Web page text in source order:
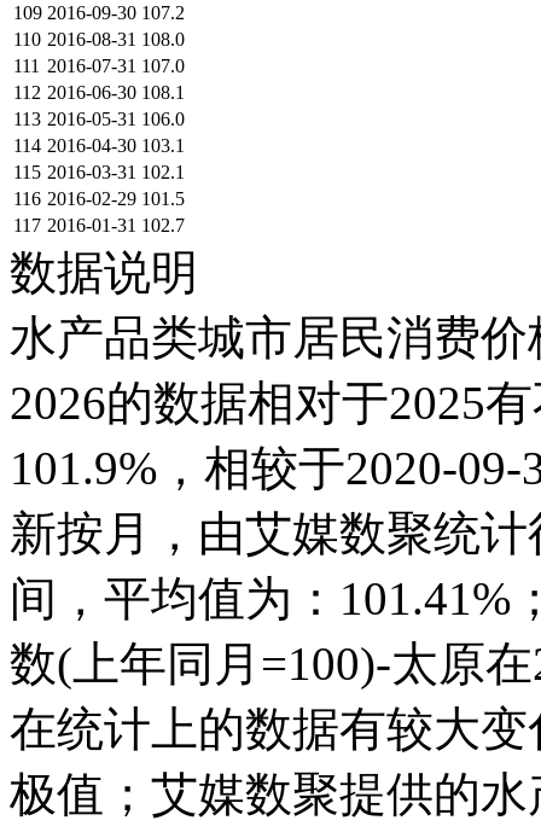
109 2016-09-30 107.2
110 2016-08-31 108.0
111 2016-07-31 107.0
112 2016-06-30 108.1
113 2016-05-31 106.0
114 2016-04-30 103.1
115 2016-03-31 102.1
116 2016-02-29 101.5
117 2016-01-31 102.7
数据说明
水产品类城市居民消费
2026的数据相对于2025
101.9%，相较于2020-
新按月，由艾媒数聚统计
间，平均值为：
数(上年同月=100)-太原
在统计上的数据有较大
极值；艾媒数聚提供的